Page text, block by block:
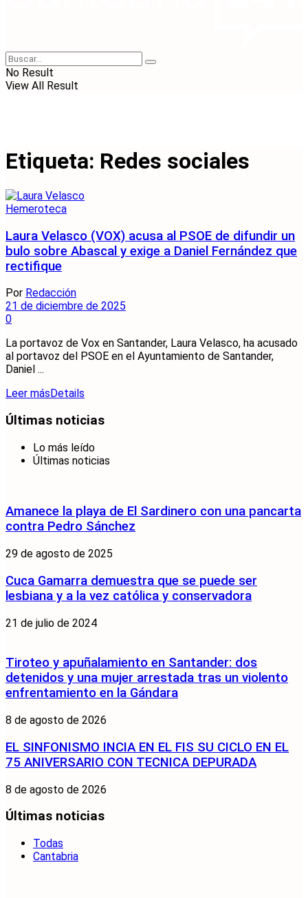
No Result
View All Result
Etiqueta: Redes sociales
Hemeroteca
Laura Velasco (VOX) acusa al PSOE de difundir un
bulo sobre Abascal y exige a Daniel Fernández que
rectifique
Por Redacción
21 de diciembre de 2025
0
La portavoz de Vox en Santander, Laura Velasco, ha acusado
al portavoz del PSOE en el Ayuntamiento de Santander,
Daniel ...
Leer más Details
Últimas noticias
Lo más leído
Últimas noticias
Amanece la playa de El Sardinero con una pancarta
contra Pedro Sánchez
29 de agosto de 2025
Cuca Gamarra demuestra que se puede ser
lesbiana y a la vez católica y conservadora
21 de julio de 2024
Tiroteo y apuñalamiento en Santander: dos
detenidos y una mujer arrestada tras un violento
enfrentamiento en la Gándara
8 de agosto de 2026
EL SINFONISMO INCIA EN EL FIS SU CICLO EN EL
75 ANIVERSARIO CON TECNICA DEPURADA
8 de agosto de 2026
Últimas noticias
Todas
Cantabria